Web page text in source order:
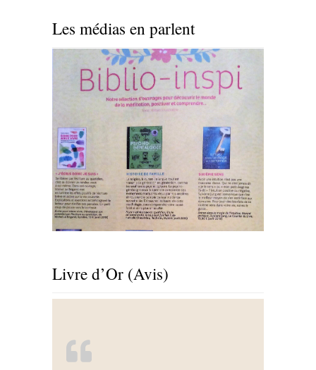
Les médias en parlent
Livre d’Or (Avis)